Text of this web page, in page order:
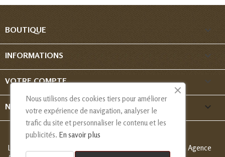
BOUTIQUE 
INFORMATIONS 
VOTRE COMPTE 
NOUS CONTACTER keyboard_arrow_down
Les Créations de Nadia - Copyright
© 2013-2026 - Création Agence
Nous utilisons des cookies tiers pour améliorer
votre expérience de navigation, analyser le
trafic du site et personnaliser le contenu et les
publicités. En savoir plus